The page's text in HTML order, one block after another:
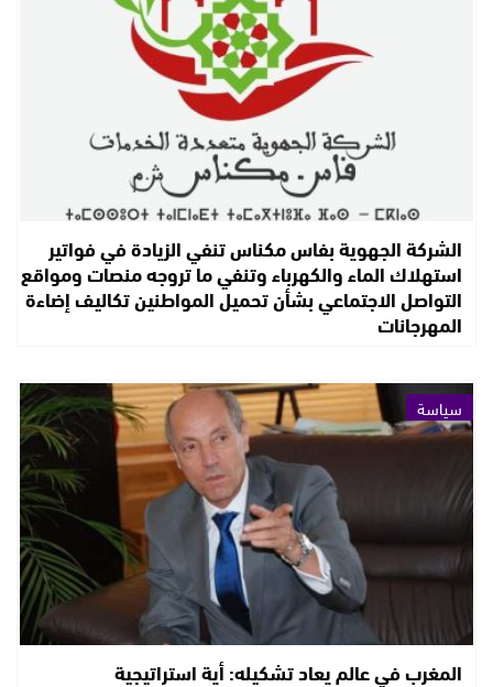
الشركة الجهوية بفاس مكناس تنفي الزيادة في فواتير
استهلاك الماء والكهرباء وتنفي ما تروجه منصات ومواقع
التواصل الاجتماعي بشأن تحميل المواطنين تكاليف إضاءة
المهرجانات
سياسة
المغرب في عالم يعاد تشكيله: أية استراتيجية